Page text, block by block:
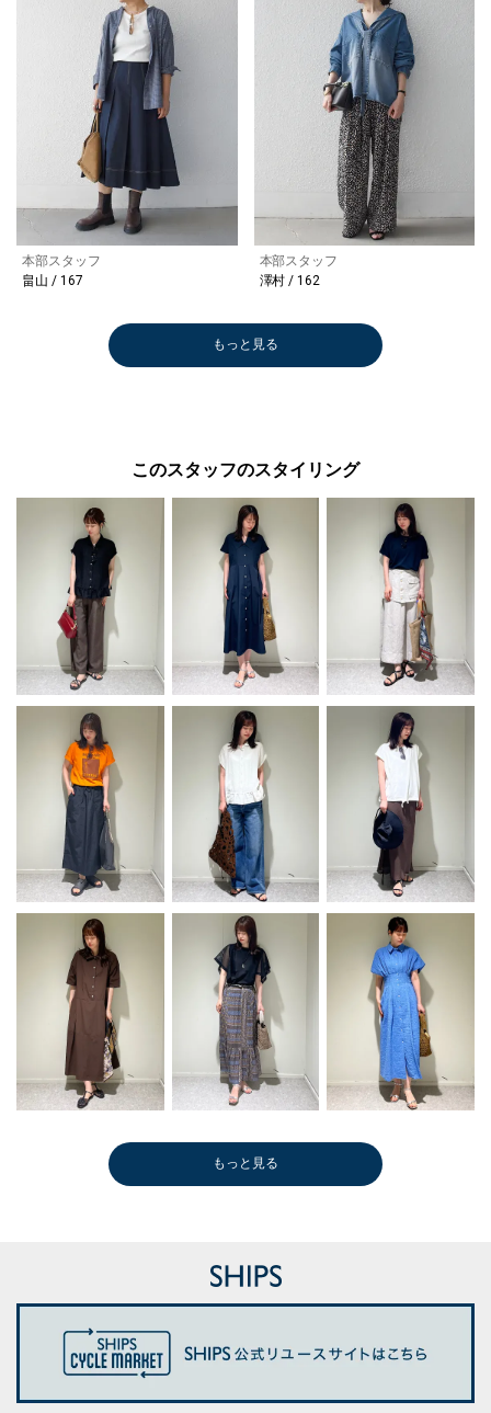
本部スタッフ
畠山 / 167
本部スタッフ
澤村 / 162
もっと見る
このスタッフのスタイリング
もっと見る